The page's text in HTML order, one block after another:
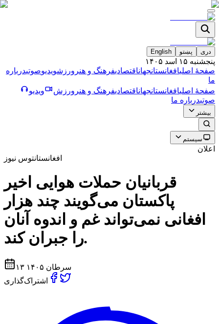
دری پښتو English
پنجشنبه ۱۵ اسد ۱۴۰۵
صفحۀ اصلیافغانستانجهاناقتصادیفرهنگ و هنر ورزشویدیوصوتیدرباره
ما
صفحۀ اصلیافغانستانجهاناقتصادیفرهنگ و هنر ورزش
ویدیو
صوتیدرباره ما
بیشتر
سیستم
اعلان
افغانستانتوس نیوز
قربانیان حملات هوایی اخیر
پاکستان می‌گویند چند هزار
افغانی نمی‌تواند غم و اندوه آنان
را جبران کند.
۱۳ سرطان ۱۴۰۵
اشتراک‌گذاری